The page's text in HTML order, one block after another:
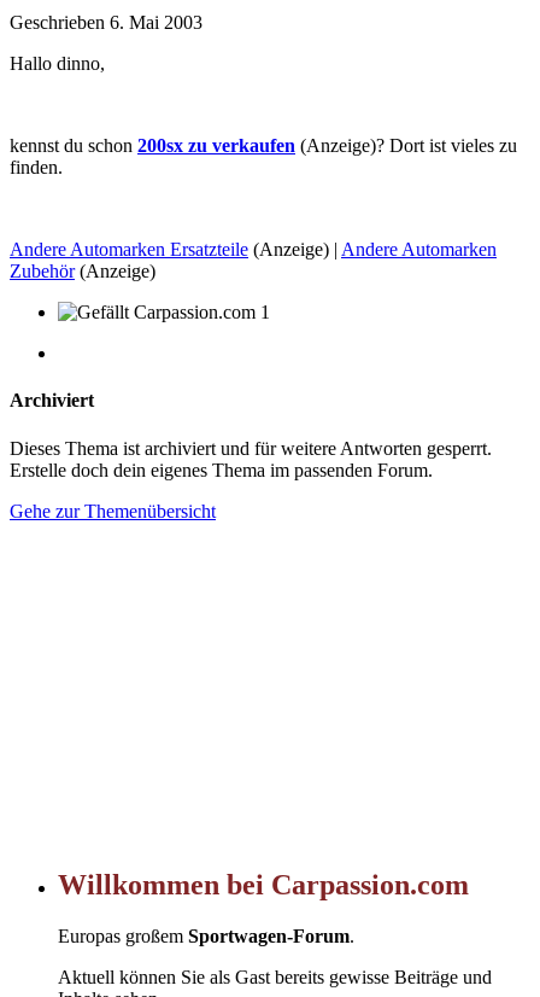
Geschrieben 6. Mai 2003
Hallo dinno,
kennst du schon 200sx zu verkaufen (Anzeige)? Dort ist vieles zu
finden.
Andere Automarken Ersatzteile (Anzeige) | Andere Automarken
Zubehör(Anzeige)
1
Archiviert
Dieses Thema ist archiviert und für weitere Antworten gesperrt.
Erstelle doch dein eigenes Thema im passenden Forum.
Gehe zur Themenübersicht
Willkommen bei Carpassion.com
Europas großem Sportwagen-Forum.
Aktuell können Sie als Gast bereits gewisse Beiträge und